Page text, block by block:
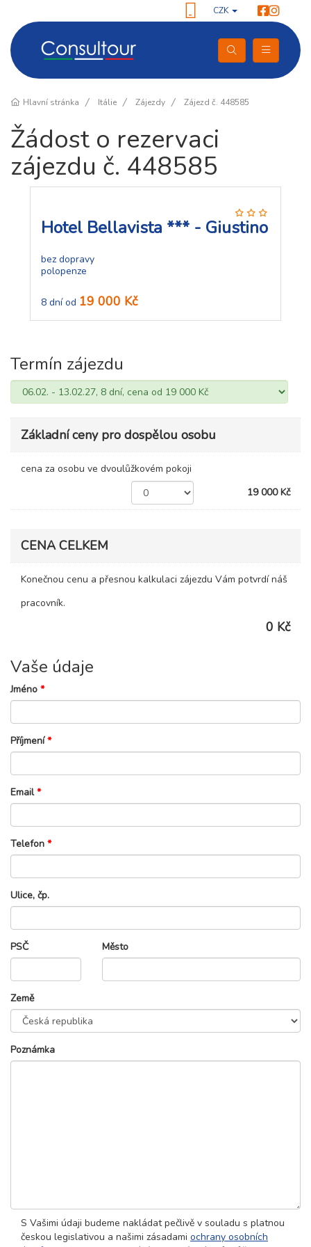
CZK
Hlavní stránka Itálie Zájezdy Zájezd č. 448585
Žádost o rezervaci
zájezdu č. 448585
Hotel Bellavista *** - Giustino
bez dopravy
polopenze
8 dní od 19 000 Kč
Termín zájezdu
Základní ceny pro dospělou osobu
cena za osobu ve dvoulůžkovém pokoji
19 000 Kč
CENA CELKEM
Konečnou cenu a přesnou kalkulaci zájezdu Vám potvrdí náš
pracovník.
0 Kč
Vaše údaje
Jméno *
Příjmení*
Email*
Telefon *
Ulice, čp.
PSČ Město
Země
Poznámka
S Vašimi údaji budeme nakládat pečlivě v souladu s platnou
českou legislativou a našimi zásadami ochrany osobních